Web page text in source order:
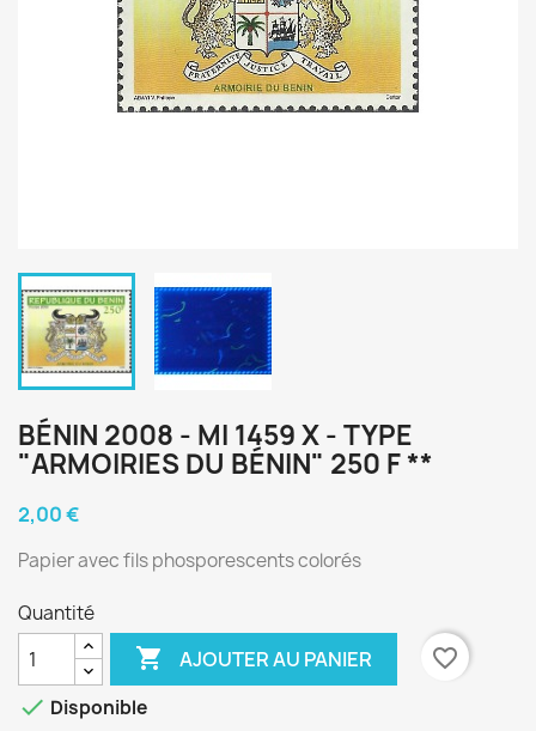
BÉNIN 2008 - MI 1459 X - TYPE
"ARMOIRIES DU BÉNIN" 250 F **
2,00 €
Papier avec fils phosporescents colorés
Quantité
 AJOUTER AU PANIER
favorite_border
 Disponible